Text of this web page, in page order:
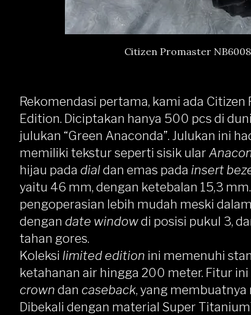
Citizen Promaster
Rekomendasi pertama, kami ada Citizen
Edition. Diciptakan hanya 500 pcs di
julukan “Green Anaconda”. Julukan ini
memiliki tekstur seperti sisik ular
hijau pada dialdan emas pada insert
yaitu 46 mm, dengan ketebalan 15,3 mm.
pengoperasian lebih mudah meski
dengan date windowdi posisi pukul 3,
tahan gores.
Koleksi limited edition ini memenuhi
ketahanan air hingga 200 meter. Fitur
crown dan caseback, yang
Dibekali dengan material Super